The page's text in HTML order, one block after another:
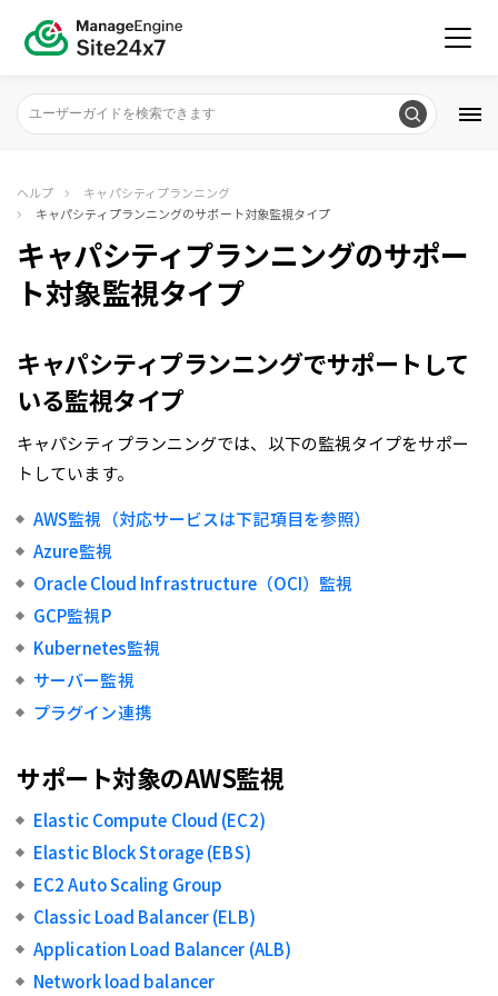
ヘルプ
キャパシティプランニング
キャパシティプランニングのサポート対象監視タイプ
キャパシティプランニングのサポー
ト対象監視タイプ
キャパシティプランニングでサポートして
いる監視タイプ
キャパシティプランニングでは、以下の監視タイプをサポー
トしています。
AWS監視（対応サービスは下記項目を参照）
Azure監視
Oracle Cloud Infrastructure（OCI）監視
GCP監視P
Kubernetes監視
サーバー監視
プラグイン連携
サポート対象のAWS監視
Elastic Compute Cloud (EC2)
Elastic Block Storage (EBS)
EC2 Auto Scaling Group
Classic Load Balancer (ELB)
Application Load Balancer (ALB)
Network load balancer